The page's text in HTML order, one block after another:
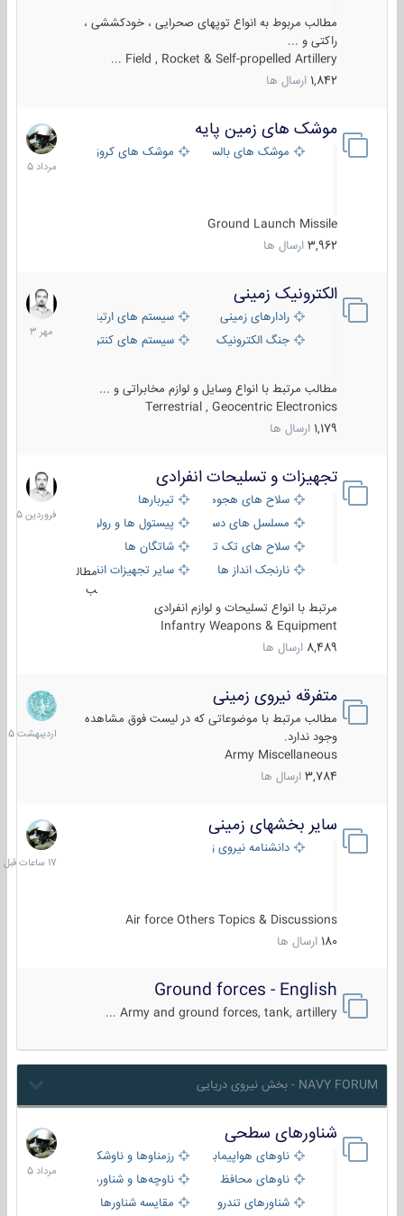
مطالب مربوط به انواع توپهای صحرایی ، خودکششی ،
راکتی و ...
Field , Rocket & Self-propelled Artillery ...
1,842 ارسال ها
موشک های زمین پایه
موشک های بالستیک موشک های کروز
Ground Launch Missile
3,962 ارسال ها
2
مرداد
1405
الکترونیک زمینی
رادارهای زمینی
سیستم های ارتباطی و جمع آوری
جنگ الکترونیک
سیستم های کنترل آتش و تجهیزات
مطالب مرتبط با انواع وسایل و لوازم مخابراتی و ...
Terrestrial , Geocentric Electronics
1,179 ارسال ها
1
مهر
1403
تجهیزات و تسلیحات انفرادی
سلاح های هجومی
تیربارها
مسلسل های دستی
پیستول ها و رولورها
سلاح های تک تیر اندازیشاتگان ها
نارنجک انداز ها
سایر تجهیزات انفرادی
مطال
ب
مرتبط با انواع تسلیحات و لوازم انفرادی
Infantry Weapons & Equipment
8,489 ارسال ها
17
فروردین
1405
متفرقه نیروی زمینی
مطالب مرتبط با موضوعاتی که در لیست فوق مشاهده
وجود ندارد.
Army Miscellaneous
3,784 ارسال ها
27
1405
سایر بخشهای زمینی
دانشنامه نیروی زمینی
Air force Others Topics & Discussions
180 ارسال ها
17
ساعات
قبل
Ground forces - English
Army and ground forces, tank, artillery ...
NAVY FORUM - بخش نیروی دریایی
شناورهای سطحی
ناوهای هواپیمابر و بالگرد بررزمناوها و ناوشکن‌ها
ناوهای محافظ
ناوچه‌ها و شناورهای گشتی
شناورهای تندرو
مقایسه شناورها
2
مرداد
1405